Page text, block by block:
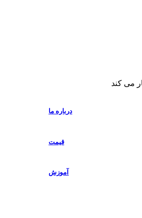
می کند
درباره ما
قیمت
آموزش